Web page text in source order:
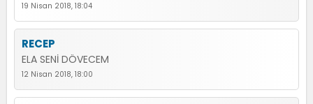
19 Nisan 2018, 18:04
RECEP
ELA SENİ DÖVECEM
12 Nisan 2018, 18:00